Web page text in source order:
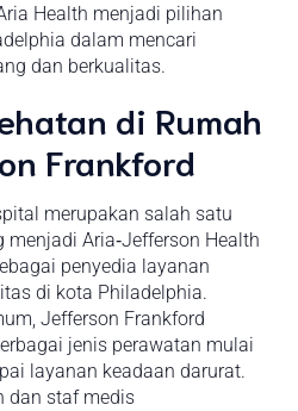
Health menjadi pilihan
dalam mencari
dan berkualitas.
di Rumah
Frankford
merupakan salah satu
Aria‑Jefferson Health
penyedia layanan
di kota Philadelphia.
Jefferson Frankford
jenis perawatan mulai
layanan keadaan darurat.
dan staf medis